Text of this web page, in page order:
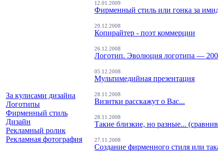
За кулисами дизайна
Логотипы
Фирменный стиль
Дизайн
Рекламный ролик
Рекламная фотография
12.01.2009
Фирменный стиль или гонка за
29.12.2008
Копирайтер - поэт коммерции
26.12.2008
Логотип. Эволюция логотипа —
05.12.2008
Мультимедийная презентация
28.11.2008
Визитки расскажут о Вас...
28.11.2008
Такие близкие, но разные...
27.11.2008
Создание фирменного стиля или